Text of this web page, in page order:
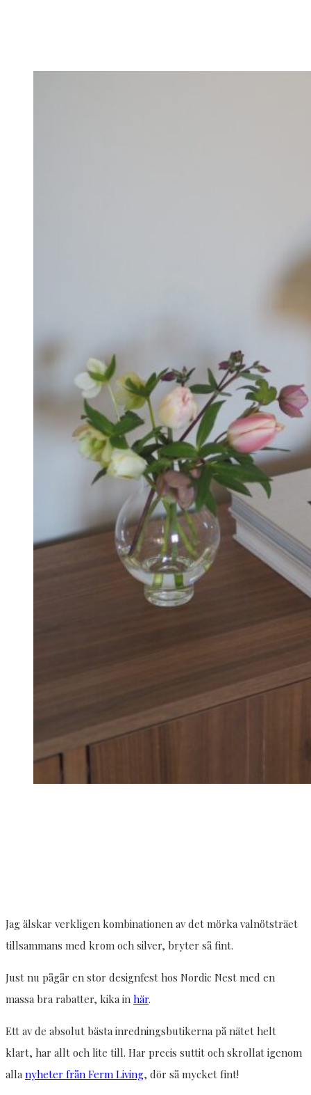
Jag älskar verkligen kombinationen av det mörka valnötsträet
tillsammans med krom och silver, bryter så fint.
Just nu pågår en stor designfest hos Nordic Nest med en
massa bra rabatter, kika in här.
Ett av de absolut bästa inredningsbutikerna på nätet helt
klart, har allt och lite till. Har precis suttit och skrollat igenom
allanyheter från Ferm Living, dör så mycket fint!